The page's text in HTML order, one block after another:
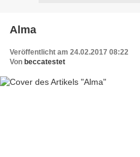
Alma
Veröffentlicht am 24.02.2017 08:22
Von beccatestet